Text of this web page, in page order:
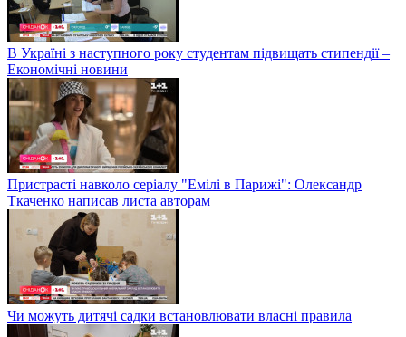
В Україні з наступного року студентам підвищать стипендії –
Економічні новини
Пристрасті навколо серіалу "Емілі в Парижі": Олександр
Ткаченко написав листа авторам
Чи можуть дитячі садки встановлювати власні правила